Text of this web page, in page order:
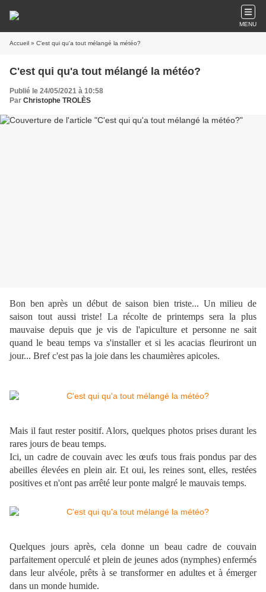
MENU
Accueil » C'est qui qu'a tout mélangé la météo?
C'est qui qu'a tout mélangé la météo?
Publié le 24/05/2021 à 10:58
Par Christophe TROLÈS
Bon ben après un début de saison bien triste... Un milieu de
saison tout aussi triste! La récolte de printemps sera la plus
mauvaise depuis que je vis de l'apiculture et personne ne sait
quand le beau temps va s'installer et si les acacias fleuriront un
jour... Bref c'est pas la joie dans les chaumières apicoles.
Mais il faut rester positif. Alors, quelques photos prises durant les
rares jours de beau temps.
Ici, un cadre de couvain avec les œufs tous frais pondus par des
abeilles élevées en plein air. Et oui, les reines sont, elles, restées
positives et n'ont pas arrêté leur ponte malgré le mauvais temps.
Quelques jours après, cela donne un beau cadre de couvain
parfaitement operculé et plein de jeunes ados (nymphes) enfermés
dans leur alvéole, prêts à se transformer en adultes et à émerger
dans un monde humide.